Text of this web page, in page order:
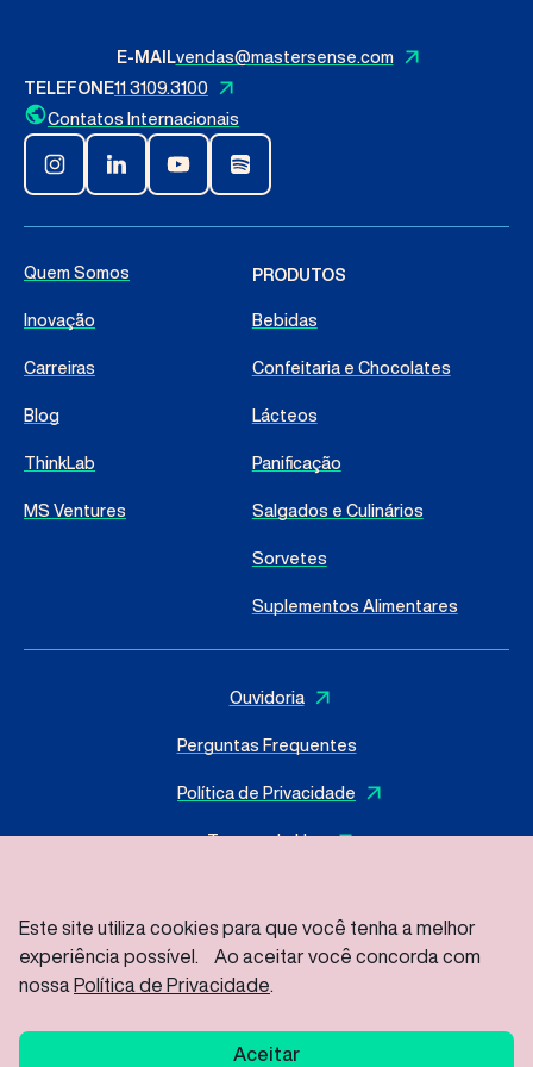
Português
Buscar
E-MAIL vendas@mastersense.com
TELEFONE11 3109.3100
Contatos Internacionais
Quem Somos
Inovação
Carreiras
Blog
ThinkLab
MS Ventures
PRODUTOS
Bebidas
Confeitaria e Chocolates
Lácteos
Panificação
Salgados e Culinários
Sorvetes
Suplementos Alimentares
Ouvidoria
Perguntas Frequentes
Política de Privacidade
Termos de Uso
© 2025 IMasterSense ing. Alim. L.tda– Todos os direitos
reservados
Gleba A2C – Distrito Industrial Jundiaí – SP/ CEP: 13213-086
Este site utiliza cookies para que você tenha a melhor
experiência possível. Ao aceitar você concorda com
nossa Política de Privacidade
Aceitar